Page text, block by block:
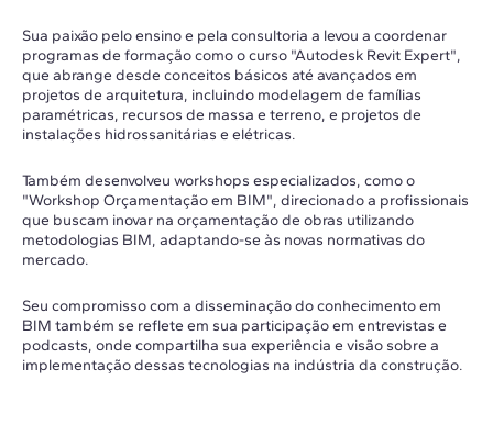
Sua paixão pelo ensino e pela consultoria a levou a coordenar
programas de formação como o curso "Autodesk Revit Expert",
que abrange desde conceitos básicos até avançados em
projetos de arquitetura, incluindo modelagem de famílias
paramétricas, recursos de massa e terreno, e projetos de
instalações hidrossanitárias e elétricas.
Também desenvolveu workshops especializados, como o
"Workshop Orçamentação em BIM", direcionado a profissionais
que buscam inovar na orçamentação de obras utilizando
metodologias BIM, adaptando-se às novas normativas do
mercado.
Seu compromisso com a disseminação do conhecimento em
BIM também se reflete em sua participação em entrevistas e
podcasts, onde compartilha sua experiência e visão sobre a
implementação dessas tecnologias na indústria da construção.